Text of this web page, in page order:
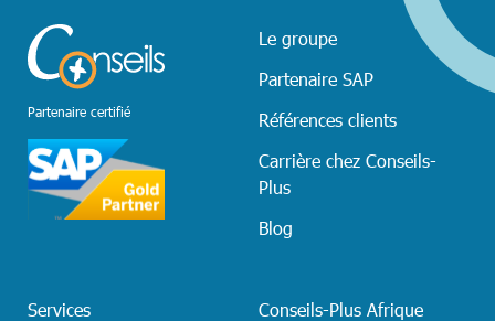
Partenaire certifié
Le groupe
Partenaire SAP
Références clients
Carrière chez Conseils-
Plus
Blog
Services
Conseils-Plus Afrique